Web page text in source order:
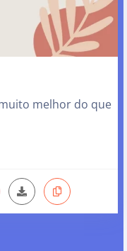
melhor do que